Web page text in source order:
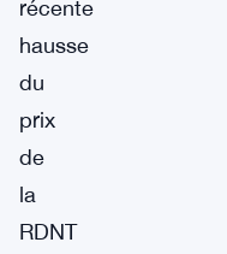
récente
hausse
du
prix
de
la
RDNT